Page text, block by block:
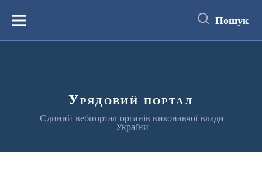
вмістуМеню Пошук
Урядовий портал
Єдиний вебпортал органів виконавчої влади
України